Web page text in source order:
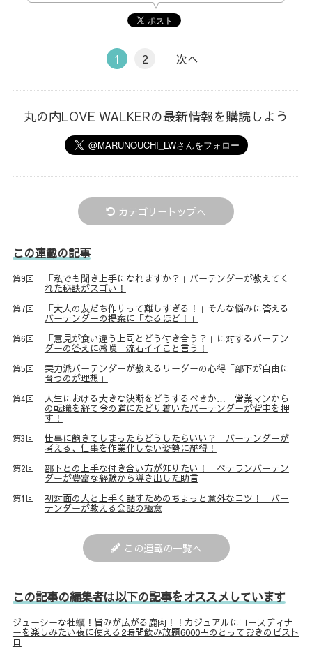
1 2 次へ
丸の内LOVE WALKERの最新情報を購読しよう
カテゴリートップへ
この連載の記事
第9回 「私でも聞き上手になれますか？」バーテンダーが教えてく
れた秘訣がスゴい！
第7回 「大人の友だち作りって難しすぎる！」そんな悩みに答える
バーテンダーの提案に「なるほど！」
第6回 「意見が食い違う上司とどう付き合う？」に対するバーテン
ダーの答えに感嘆 流石イイこと言う！
第5回 実力派バーテンダーが教えるリーダーの心得「部下が自由に
育つのが理想」
第4回 人生における大きな決断をどうするべきか… 営業マンから
の転職を経て今の道にたどり着いたバーテンダーが背中を押
す！
第3回 仕事に飽きてしまったらどうしたらいい？ バーテンダーが
考える、仕事を作業化しない姿勢に納得！
第2回 部下との上手な付き合い方が知りたい！ ベテランバーテン
ダーが豊富な経験から導き出した助言
第1回 初対面の人と上手く話すためのちょっと意外なコツ！ バー
テンダーが教える会話の極意
この連載の一覧へ
この記事の編集者は以下の記事をオススメしています
ジューシーな牡蠣！旨みが広がる鹿肉！！カジュアルにコースディナ
ーを楽しみたい夜に使える2時間飲み放題6000円のとっておきのビスト
ロ